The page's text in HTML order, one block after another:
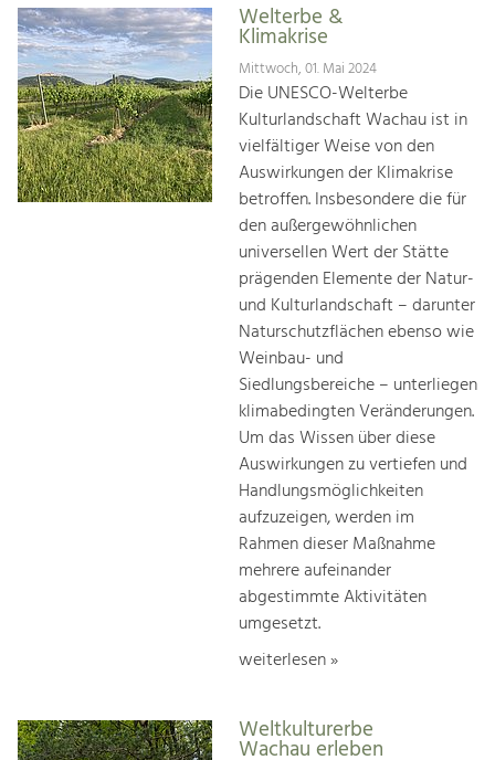
Welterbe &
Klimakrise
Mittwoch, 01. Mai 2024
Die UNESCO-Welterbe
Kulturlandschaft Wachau ist in
vielfältiger Weise von den
Auswirkungen der Klimakrise
betroffen. Insbesondere die für
den außergewöhnlichen
universellen Wert der Stätte
prägenden Elemente der Natur-
und Kulturlandschaft – darunter
Naturschutzflächen ebenso wie
Weinbau- und
Siedlungsbereiche – unterliegen
klimabedingten Veränderungen.
Um das Wissen über diese
Auswirkungen zu vertiefen und
Handlungsmöglichkeiten
aufzuzeigen, werden im
Rahmen dieser Maßnahme
mehrere aufeinander
abgestimmte Aktivitäten
umgesetzt.
weiterlesen »
Weltkulturerbe
Wachau erleben